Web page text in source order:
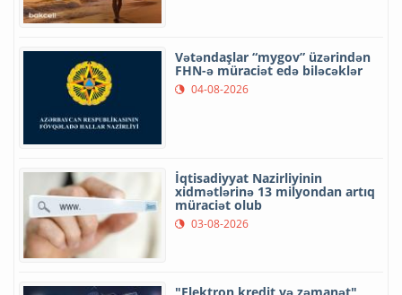
Vətəndaşlar “mygov” üzərindən
FHN-ə müraciət edə biləcəklər
04-08-2026
İqtisadiyyat Nazirliyinin
xidmətlərinə 13 milyondan artıq
müraciət olub
03-08-2026